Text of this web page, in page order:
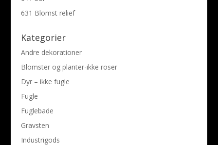
631 Blomst relief
Kategorier
Andre dekorationer
Blomster og planter-ikke roser
Dyr – ikke fugle
Fugle
Fuglebade
Gravsten
Industrigods